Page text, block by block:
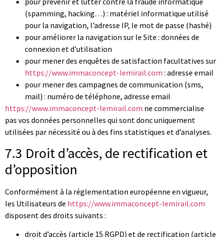
(spamming, hacking…) : matériel informatique utilisé
pour la navigation, l’adresse IP, le mot de passe (hashé)
pour améliorer la navigation sur le Site : données de
connexion et d’utilisation
pour mener des enquêtes de satisfaction facultatives sur
https://www.immaconcept-lemirail.com : adresse email
pour mener des campagnes de communication (sms,
mail) : numéro de téléphone, adresse email
https://www.immaconcept-lemirail.com ne commercialise
pas vos données personnelles qui sont donc uniquement
utilisées par nécessité ou à des fins statistiques et d’analyses.
7.3 Droit d’accès, de rectification et
d’opposition
Conformément à la réglementation européenne en vigueur,
les Utilisateurs de https://www.immaconcept-lemirail.com
disposent des droits suivants :
droit d’accès (article 15 RGPD) et de rectification (article